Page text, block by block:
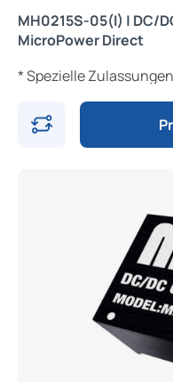
MH0215S-05(I) | DC/
MicroPower Direct
* Spezielle